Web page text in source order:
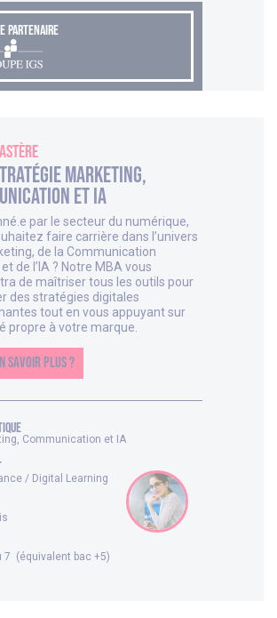
PARTENAIRE
Marketing,
et IA
par le secteur du numérique,
faire carrière dans l’univers
de la Communication
de l’IA ? Notre MBA vous
de maîtriser tous les outils pour
des stratégies digitales
tout en vous appuyant sur
propre à votre marque.
SAVOIR PLUS ?
Communication et IA
/ Digital Learning
7 (équivalent bac +5)